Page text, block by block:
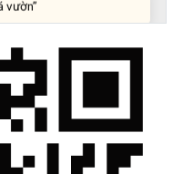
nghệ tương lai